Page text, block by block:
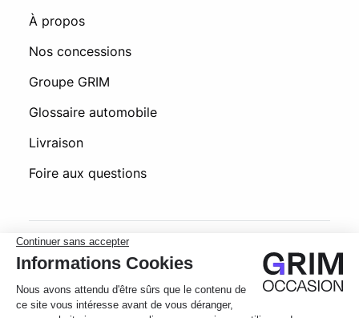
À propos
Nos concessions
Groupe GRIM
Glossaire automobile
Livraison
Foire aux questions
© 2026 Grim Occasion
Conditions générales d’utilisation